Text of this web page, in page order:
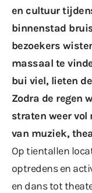
en cultuur
binnenstad
bezoekers
massaal te
bui viel, lieten
Zodra de regen
straten weer vol
van muziek,
Op tientallen
optredens en
en dans tot